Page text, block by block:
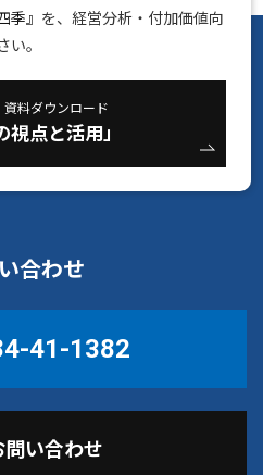
季』 を、経営分析・付加価値向
い。
料ダウンロード
視点と活用」
合わせ
41-1382
問い合わせ